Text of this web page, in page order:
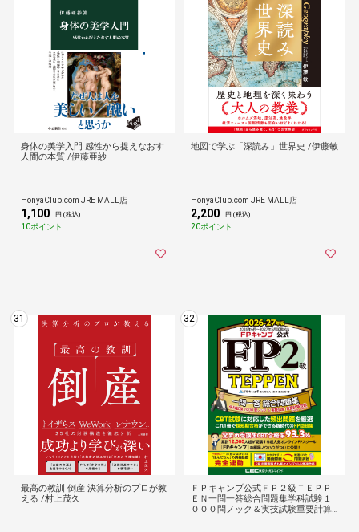
身体の美学入門 感性から捉えなおす
人間の本質 /伊藤亜紗
HonyaClub.com JRE MALL店
1,100 円 (税込)
10ポイント
地図で学ぶ「深読み」世界史 /伊藤敏
HonyaClub.com JRE MALL店
2,200 円 (税込)
20ポイント
31
最高の教訓 倒産 決算分析のプロが教
える /村上茂久
32
ＦＰキャンプ公式ＦＰ２級ＴＥＰＰ
ＥＮ一問一答総合問題集学科試験１
０００問ノック＆実技試験重要計算